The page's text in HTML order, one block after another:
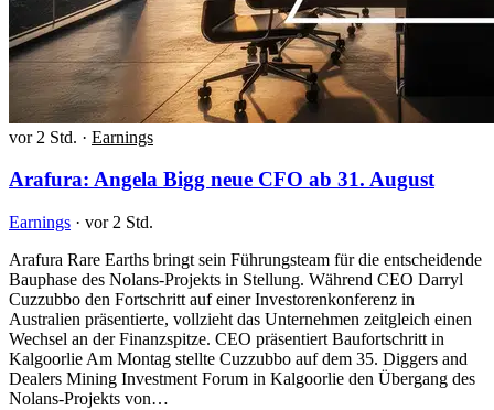
vor 2 Std. · Earnings
Arafura: Angela Bigg neue CFO ab 31. August
Earnings · vor 2 Std.
Arafura Rare Earths bringt sein Führungsteam für die entscheidende
Bauphase des Nolans-Projekts in Stellung. Während CEO Darryl
Cuzzubbo den Fortschritt auf einer Investorenkonferenz in
Australien präsentierte, vollzieht das Unternehmen zeitgleich einen
Wechsel an der Finanzspitze. CEO präsentiert Baufortschritt in
Kalgoorlie Am Montag stellte Cuzzubbo auf dem 35. Diggers and
Dealers Mining Investment Forum in Kalgoorlie den Übergang des
Nolans-Projekts von…